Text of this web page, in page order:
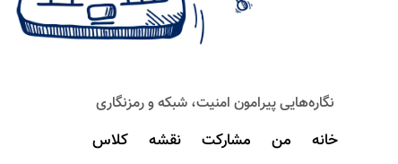
نگاره‌هایی پیرامون امنیت، شبکه و رمزنگاری
خانه من مشارکت نقشه کلاس